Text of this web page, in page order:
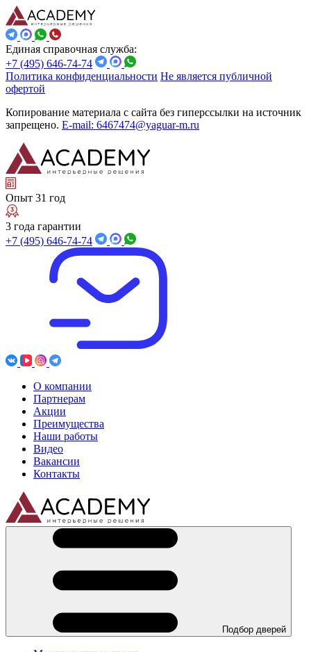
Единая справочная служба:
+7 (495) 646-74-74
Политика конфиденциальности Не является публичной
офертой
Копирование материала с сайта без гиперссылки на источник
запрещено. E-mail: 6467474@yaguar-m.ru
Опыт 31 год
3 года гарантии
+7 (495) 646-74-74
О компании
Партнерам
Акции
Преимущества
Наши работы
Видео
Вакансии
Контакты
Подбор дверей